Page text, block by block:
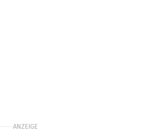
ANZEIGE